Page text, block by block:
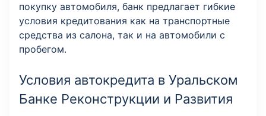
покупку автомобиля, банк предлагает гибкие
условия кредитования как на транспортные
средства из салона, так и на автомобили с
пробегом.
Условия автокредита в Уральском
Банке Реконструкции и Развития